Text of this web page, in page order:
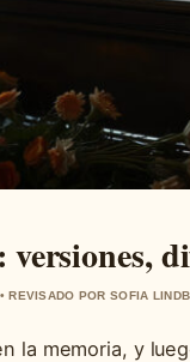
REVISADO POR SOFIA
la memoria, y